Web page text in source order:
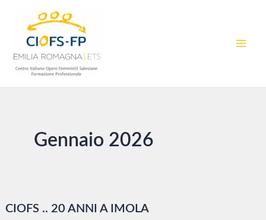
contenuto
Gennaio 2026
CIOFS .. 20 ANNI A IMOLA